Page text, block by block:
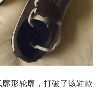
形轮廓，打破了该鞋款